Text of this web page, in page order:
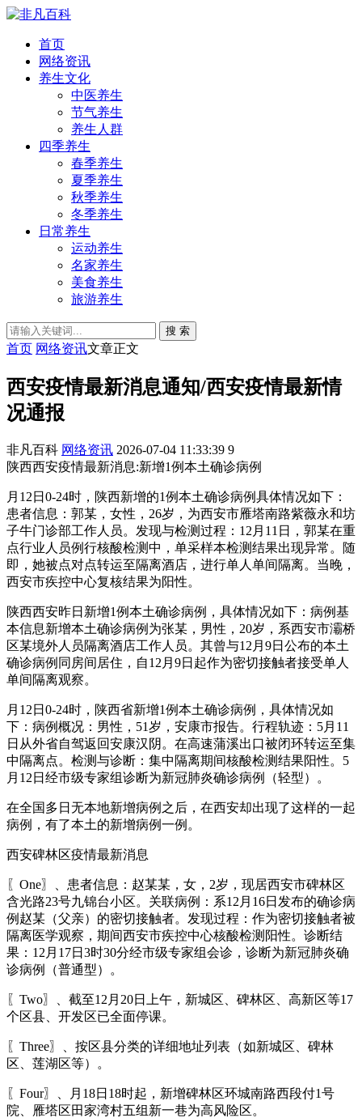
首页
网络资讯
养生文化
中医养生
节气养生
养生人群
四季养生
春季养生
夏季养生
秋季养生
冬季养生
日常养生
运动养生
名家养生
美食养生
旅游养生
搜 索
首页 网络资讯文章正文
西安疫情最新消息通知/西安疫情最新情
况通报
非凡百科 网络资讯 2026-07-04 11:33:39 9
陕西西安疫情最新消息:新增1例本土确诊病例
月12日0-24时，陕西新增的1例本土确诊病例具体情况如下：
患者信息：郭某，女性，26岁，为西安市雁塔南路紫薇永和坊
子牛门诊部工作人员。发现与检测过程：12月11日，郭某在重
点行业人员例行核酸检测中，单采样本检测结果出现异常。随
即，她被点对点转运至隔离酒店，进行单人单间隔离。当晚，
西安市疾控中心复核结果为阳性。
陕西西安昨日新增1例本土确诊病例，具体情况如下：病例基
本信息新增本土确诊病例为张某，男性，20岁，系西安市灞桥
区某境外人员隔离酒店工作人员。其曾与12月9日公布的本土
确诊病例同房间居住，自12月9日起作为密切接触者接受单人
单间隔离观察。
月12日0-24时，陕西省新增1例本土确诊病例，具体情况如
下：病例概况：男性，51岁，安康市报告。行程轨迹：5月11
日从外省自驾返回安康汉阴。在高速蒲溪出口被闭环转运至集
中隔离点。检测与诊断：集中隔离期间核酸检测结果阳性。5
月12日经市级专家组诊断为新冠肺炎确诊病例（轻型）。
在全国多日无本地新增病例之后，在西安却出现了这样的一起
病例，有了本土的新增病例一例。
西安碑林区疫情最新消息
〖One〗、患者信息：赵某某，女，2岁，现居西安市碑林区
含光路23号九锦台小区。关联病例：系12月16日发布的确诊病
例赵某（父亲）的密切接触者。发现过程：作为密切接触者被
隔离医学观察，期间西安市疾控中心核酸检测阳性。诊断结
果：12月17日3时30分经市级专家组会诊，诊断为新冠肺炎确
诊病例（普通型）。
〖Two〗、截至12月20日上午，新城区、碑林区、高新区等17
个区县、开发区已全面停课。
〖Three〗、按区县分类的详细地址列表（如新城区、碑林
区、莲湖区等）。
〖Four〗、月18日18时起，新增碑林区环城南路西段付1号
院、雁塔区田家湾村五组新一巷为高风险区。